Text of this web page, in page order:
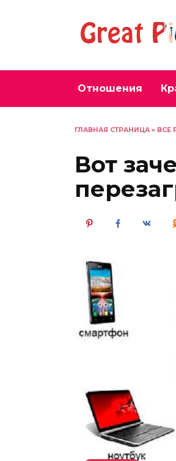
Отношения
ГЛАВНАЯ СТРАНИЦА » ВСЕ
Вот